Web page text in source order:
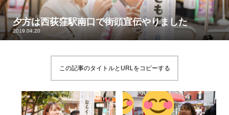
夕方は西荻窪駅南口で街頭宣伝やりました
2019.04.20
この記事のタイトルとURLをコピーする